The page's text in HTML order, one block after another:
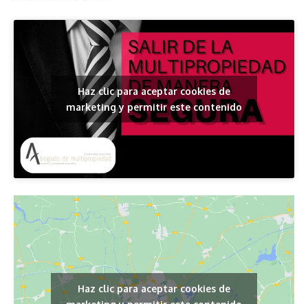
Haz clic para aceptar cookies de
marketing y permitir este contenido
Haz clic para aceptar cookies de